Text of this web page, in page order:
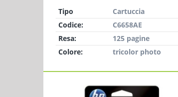
Tipo
Cartuccia
Codice:
C6658AE
Resa:
125 pagine
Colore:
tricolor photo